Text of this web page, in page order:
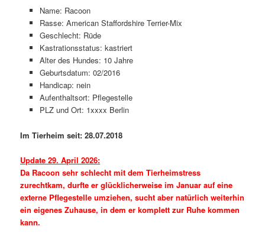
Name: Racoon
Rasse: American Staffordshire Terrier-Mix
Geschlecht: Rüde
Kastrationsstatus: kastriert
Alter des Hundes: 10 Jahre
Geburtsdatum: 02/2016
Handicap: nein
Aufenthaltsort: Pflegestelle
PLZ und Ort: 1xxxx Berlin
Im Tierheim seit: 28.07.2018
Update 29. April 2026:
Da Racoon sehr schlecht mit dem Tierheimstress
zurechtkam, durfte er glücklicherweise im Januar auf eine
externe Pflegestelle umziehen, sucht aber natürlich weiterhin
ein eigenes Zuhause, in dem er komplett zur Ruhe kommen
kann.